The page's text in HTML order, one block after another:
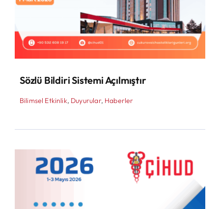
Sözlü Bildiri Sistemi Açılmıştır
Bilimsel Etkinlik, Duyurular, Haberler